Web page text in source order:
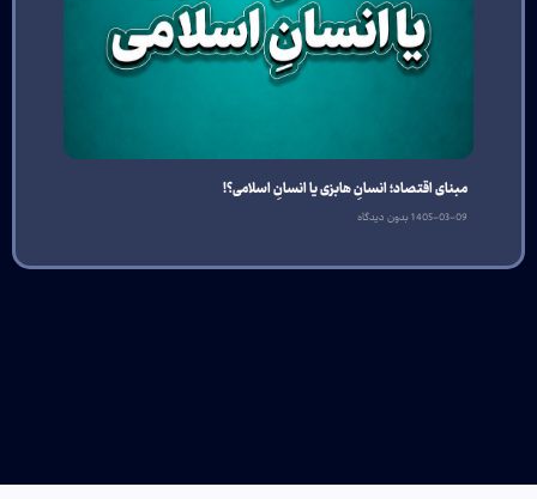
مبنای اقتصاد؛ انسانِ هابزی یا انسانِ اسلامی؟!
1405-03-09بدون دیدگاه